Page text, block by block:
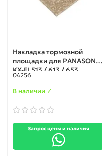
Накладка тормозной
площадки для PANASONIC
KX-FL513 / 613 / 653
верхний
04256
В наличии ✓
Запрос цены и наличия